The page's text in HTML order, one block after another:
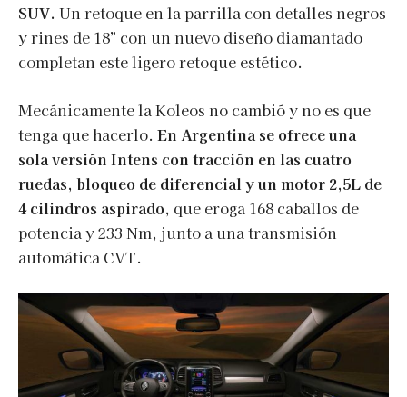
SUV. Un retoque en la parrilla con detalles negros
y rines de 18” con un nuevo diseño diamantado
completan este ligero retoque estético.
Mecánicamente la Koleos no cambió y no es que
tenga que hacerlo. En Argentina se ofrece una
sola versión Intens con tracción en las cuatro
ruedas, bloqueo de diferencial y un motor 2,5L de
4 cilindros aspirado, que eroga 168 caballos de
potencia y 233 Nm, junto a una transmisión
automática CVT.